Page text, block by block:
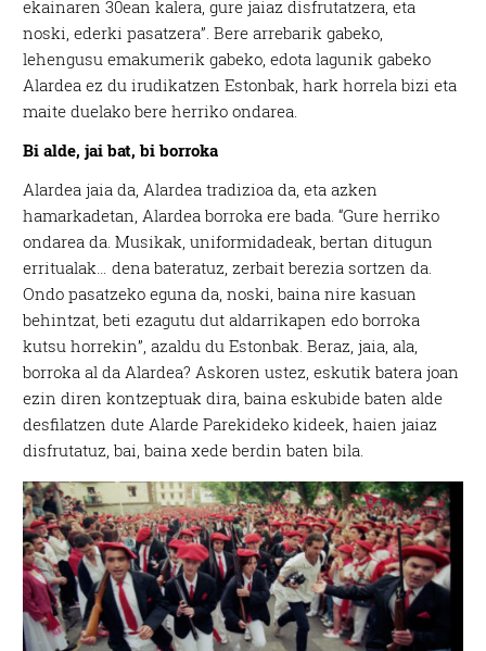
ekainaren 30ean kalera, gure jaiaz disfrutatzera, eta
noski, ederki pasatzera”. Bere arrebarik gabeko,
lehengusu emakumerik gabeko, edota lagunik gabeko
Alardea ez du irudikatzen Estonbak, hark horrela bizi eta
maite duelako bere herriko ondarea.
Bi alde, jai bat, bi borroka
Alardea jaia da, Alardea tradizioa da, eta azken
hamarkadetan, Alardea borroka ere bada. “Gure herriko
ondarea da. Musikak, uniformidadeak, bertan ditugun
erritualak… dena bateratuz, zerbait berezia sortzen da.
Ondo pasatzeko eguna da, noski, baina nire kasuan
behintzat, beti ezagutu dut aldarrikapen edo borroka
kutsu horrekin”, azaldu du Estonbak. Beraz, jaia, ala,
borroka al da Alardea? Askoren ustez, eskutik batera joan
ezin diren kontzeptuak dira, baina eskubide baten alde
desfilatzen dute Alarde Parekideko kideek, haien jaiaz
disfrutatuz, bai, baina xede berdin baten bila.